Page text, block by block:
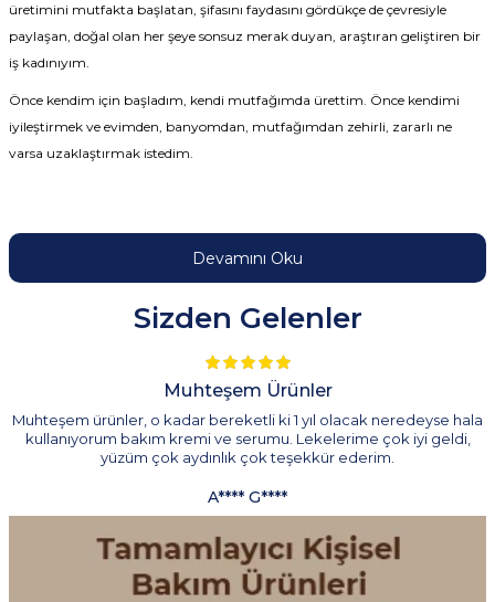
üretimini mutfakta başlatan, şifasını faydasını gördükçe de çevresiyle
paylaşan, doğal olan her şeye sonsuz merak duyan, araştıran geliştiren bir
iş kadınıyım.
Önce kendim için başladım, kendi mutfağımda ürettim. Önce kendimi
iyileştirmek ve evimden, banyomdan, mutfağımdan zehirli, zararlı ne
varsa uzaklaştırmak istedim.
Devamını Oku
Sizden Gelenler
Muhteşem Ürünler
Muhteşem ürünler, o kadar bereketli ki 1 yıl olacak neredeyse hala
kullanıyorum bakım kremi ve serumu. Lekelerime çok iyi geldi,
yüzüm çok aydınlık çok teşekkür ederim.
A**** G****